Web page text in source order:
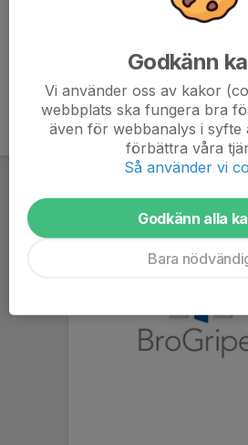
Godkänn
Vi använder oss av kakor
webbplats ska fungera bra
även för webbanalys i syfte
förbättra våra
Så använder vi
Godkänn alla
Bara